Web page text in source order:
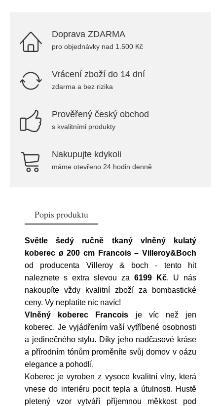
Doprava ZDARMA
pro objednávky nad 1.500 Kč
Vrácení zboží do 14 dní
zdarma a bez rizika
Prověřený český obchod
s kvalitními produkty
Nakupujte kdykoli
máme otevřeno 24 hodin denně
Popis produktu
Světle šedý ručně tkaný vlněný kulatý
koberec ø 200 cm Francois – Villeroy&Boch
od producenta Villeroy & boch - tento hit
naleznete s extra slevou za 6199 Kč. U nás
nakoupíte vždy kvalitní zboží za bombastické
ceny. Vy neplatíte nic navíc!
Vlněný koberec Francois je víc než jen
koberec. Je vyjádřením vaší vytříbené osobnosti
a jedinečného stylu. Díky jeho nadčasové kráse
a přírodním tónům proměníte svůj domov v oázu
elegance a pohodlí.
Koberec je vyroben z vysoce kvalitní vlny, která
vnese do interiéru pocit tepla a útulnosti. Hustě
pletený vzor vytváří příjemnou měkkost pod